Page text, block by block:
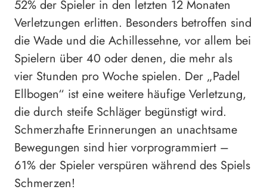
52% der Spieler in den letzten 12 Monaten
Verletzungen erlitten. Besonders betroffen sind
die Wade und die Achillessehne, vor allem bei
Spielern über 40 oder denen, die mehr als
vier Stunden pro Woche spielen. Der „Padel
Ellbogen“ ist eine weitere häufige Verletzung,
die durch steife Schläger begünstigt wird.
Schmerzhafte Erinnerungen an unachtsame
Bewegungen sind hier vorprogrammiert –
61% der Spieler verspüren während des Spiels
Schmerzen!